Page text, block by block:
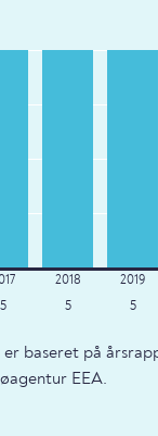
5 5 5
er baseret på
EEA.